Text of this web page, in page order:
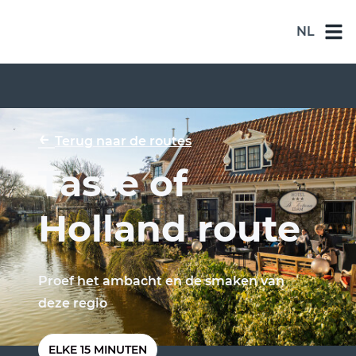
NL
NL
EN
ES
FR
← Terug naar de routes
Taste of
Holland route
Proef het ambacht en de smaken van
deze regio
ELKE 15 MINUTEN